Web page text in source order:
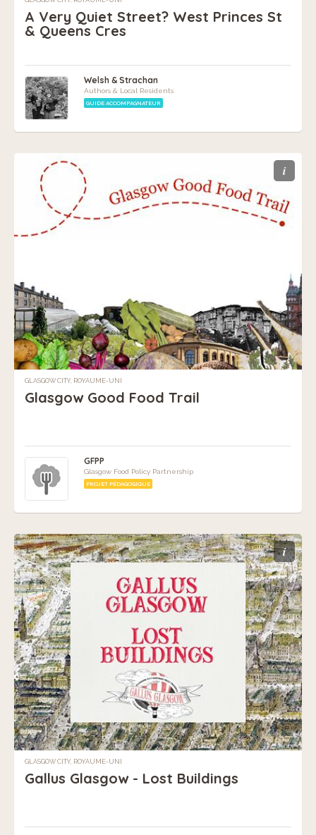
A Very Quiet Street? West Princes St
& Queens Cres
Welsh & Strachan
Authors & Local Residents
GUIDE ACCOMPAGNATEUR
i
GLASGOW CITY, ROYAUME-UNI
Glasgow Good Food Trail
GFPP
Glasgow Food Policy Partnership
PROJET PÉDAGOGIQUE
i
GLASGOW CITY, ROYAUME-UNI
Gallus Glasgow - Lost Buildings